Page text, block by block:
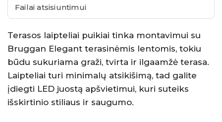
Failai atsisiuntimui
Terasos laipteliai puikiai tinka montavimui su
Bruggan Elegant terasinėmis lentomis, tokiu
būdu sukuriama graži, tvirta ir ilgaamžė terasa.
Laipteliai turi minimalų atsikišimą, tad galite
įdiegti LED juostą apšvietimui, kuri suteiks
išskirtinio stiliaus ir saugumo.